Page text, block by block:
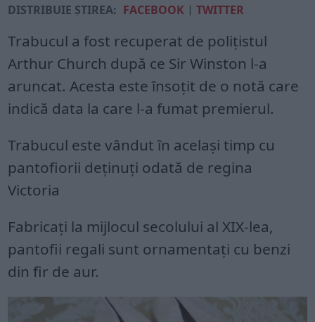
DISTRIBUIE ȘTIREA: FACEBOOK |TWITTER
Trabucul a fost recuperat de polițistul
Arthur Church după ce Sir Winston l-a
aruncat. Acesta este însoțit de o notă care
indică data la care l-a fumat premierul.
Trabucul este vândut în același timp cu
pantofiorii deținuți odată de regina
Victoria
Fabricați la mijlocul secolului al XIX-lea,
pantofii regali sunt ornamentați cu benzi
din fir de aur.